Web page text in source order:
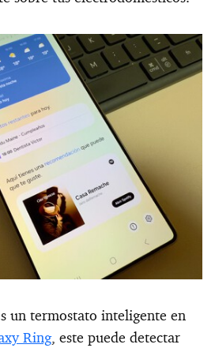
un termostato inteligente en
Ring, este puede detectar